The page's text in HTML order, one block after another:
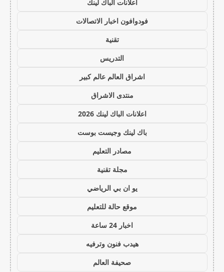
اعلانات الباك لينك
فودوافون اخبار الاتصالات
تقنية
التدريس
اشراق العالم عالم كبير
منتدى الاشراق
اعلانات الباك لينك 2026
باك لينك وجيست بوست
مصادر التعليم
مجلة تقنية
يو ان بي الرياضي
موقع حالة للتعليم
اخبار 24 ساعة
هيدب فنون وترفيه
صحيفة العالم